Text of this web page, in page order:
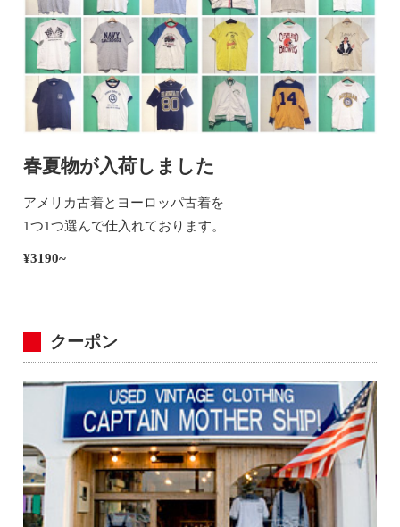
春夏物が入荷しました
アメリカ古着とヨーロッパ古着を
1つ1つ選んで仕入れております。
¥3190~
クーポン